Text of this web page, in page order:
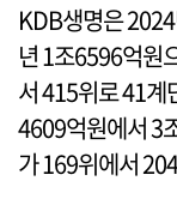
KDB생명은
년 1조6596억원
서 415위로 41계
4609억원에서 3
가 169위에서